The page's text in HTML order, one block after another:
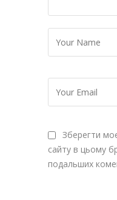
Зберегти
сайту в цьому
подальших